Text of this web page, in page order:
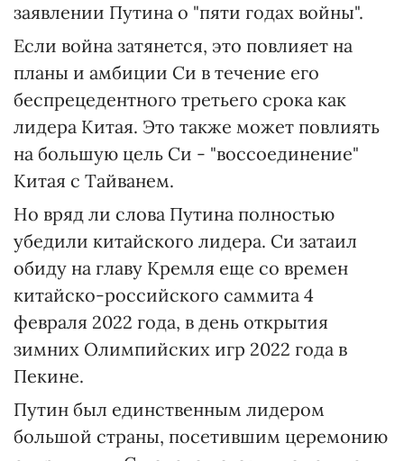
заявлении Путина о "пяти годах войны".
Если война затянется, это повлияет на
планы и амбиции Си в течение его
беспрецедентного третьего срока как
лидера Китая. Это также может повлиять
на большую цель Си - "воссоединение"
Китая с Тайванем.
Но вряд ли слова Путина полностью
убедили китайского лидера. Си затаил
обиду на главу Кремля еще со времен
китайско-российского саммита 4
февраля 2022 года, в день открытия
зимних Олимпийских игр 2022 года в
Пекине.
Путин был единственным лидером
большой страны, посетившим церемонию